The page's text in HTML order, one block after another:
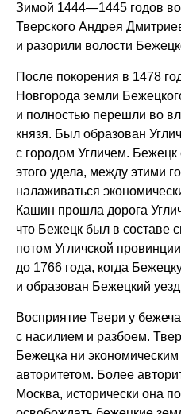
Зимой 1444—1445 годов
Тверского Андрея
и разорили волости
После покорения в 1478
Новгорода земли
и полностью перешли во
князя. Был образован
с городом Угличем. Бежецк
этого удела, между этими
налаживаться
Кашин прошла дорога
что Бежецк был в составе
потом Угличской
до 1766 года, когда
и образован Бежецкий
Восприятие Твери у
с насилием и разбоем.
Бежецка ни
авторитетом. Более
Москва, исторически она